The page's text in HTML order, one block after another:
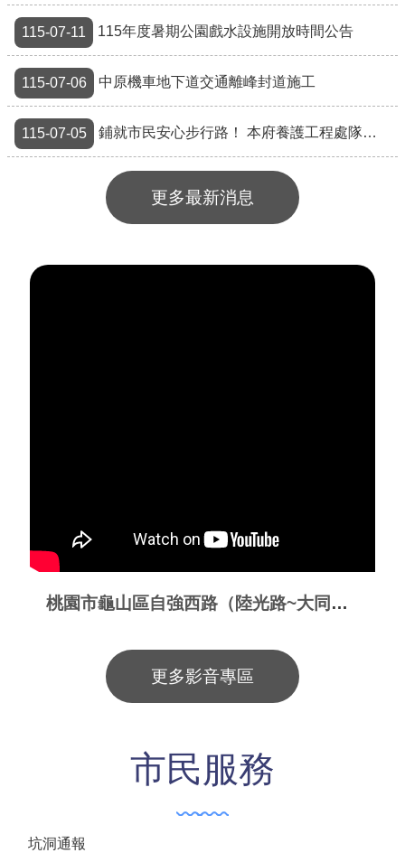
115-07-11 115年度暑期公園戲水設施開放時間公告
115-07-06 中原機車地下道交通離峰封道施工
115-07-05 鋪就市民安心步行路！ 本府養護工程處隊長羅中森榮獲2026「馬路好行」個人貢獻獎!
更多最新消息
桃園市龜山區自強西路（陸光路~大同路）周邊道路多目標改善工程
更多影音專區
市民服務
坑洞通報